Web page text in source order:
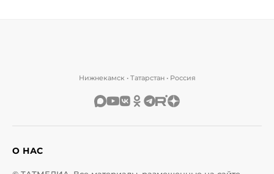
Нижнекамск • Татарстан • Россия
О НАС